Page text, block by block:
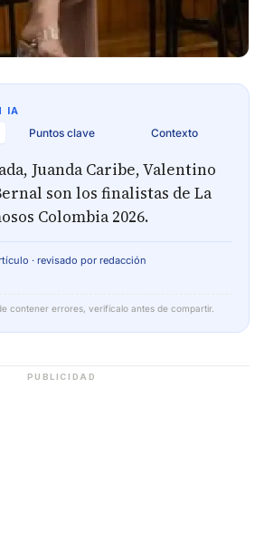
IA
Puntos clave Contexto
Juanda Caribe, Valentino
son los finalistas de La
Colombia 2026.
· revisado por redacción
contener errores, verifícalo antes de compartir.
PUBLICIDAD